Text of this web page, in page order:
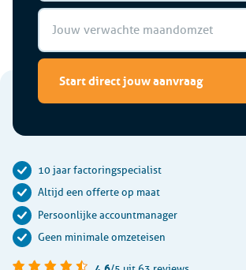
Start direct jouw aanvraag
10 jaar factoringspecialist
Altijd een offerte op maat
Persoonlijke accountmanager
Geen minimale omzeteisen